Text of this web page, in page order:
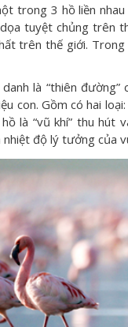
trong 3 hồ liền
tuyệt chủng trên
trên thế giới. Trong
là “thiên đường”
con. Gồm có hai
là “vũ khí” thu hút
nhiệt độ lý tưởng của